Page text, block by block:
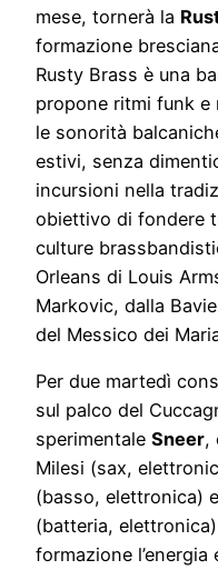
mese, tornerà la
formazione
Rusty Brass è una
propone ritmi funk e
le sonorità
estivi, senza
incursioni nella
obiettivo di fondere
culture
Orleans di Louis
Markovic, dalla
del Messico dei
Per due martedì
sul palco del
sperimentale Sneer,
Milesi (sax,
(basso, elettronica)
(batteria,
formazione